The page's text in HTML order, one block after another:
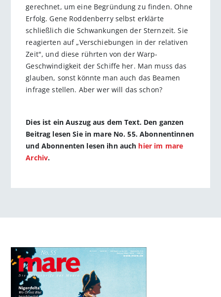
gerechnet, um eine Begründung zu finden. Ohne
Erfolg. Gene Roddenberry selbst erklärte
schließlich die Schwankungen der Sternzeit. Sie
reagierten auf „Verschiebungen in der relativen
Zeit", und diese rührten von der Warp-
Geschwindigkeit der Schiffe her. Man muss das
glauben, sonst könnte man auch das Beamen
infrage stellen. Aber wer will das schon?
Dies ist ein Auszug aus dem Text. Den ganzen
Beitrag lesen Sie in mare No. 55. Abonnentinnen
und Abonnenten lesen ihn auch hier im mare
Archiv.